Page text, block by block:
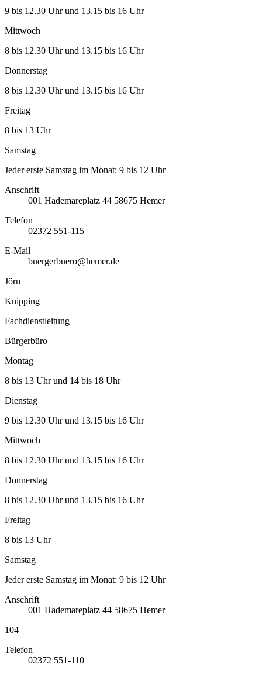
9 bis 12.30 Uhr und 13.15 bis 16 Uhr
Mittwoch
8 bis 12.30 Uhr und 13.15 bis 16 Uhr
Donnerstag
8 bis 12.30 Uhr und 13.15 bis 16 Uhr
Freitag
8 bis 13 Uhr
Samstag
Jeder erste Samstag im Monat: 9 bis 12 Uhr
Anschrift
001 Hademareplatz 44 58675 Hemer
Telefon
02372 551-115
E-Mail
buergerbuero@hemer.de
Jörn
Knipping
Fachdienstleitung
Bürgerbüro
Montag
8 bis 13 Uhr und 14 bis 18 Uhr
Dienstag
9 bis 12.30 Uhr und 13.15 bis 16 Uhr
Mittwoch
8 bis 12.30 Uhr und 13.15 bis 16 Uhr
Donnerstag
8 bis 12.30 Uhr und 13.15 bis 16 Uhr
Freitag
8 bis 13 Uhr
Samstag
Jeder erste Samstag im Monat: 9 bis 12 Uhr
Anschrift
001 Hademareplatz 44 58675 Hemer
104
Telefon
02372 551-110